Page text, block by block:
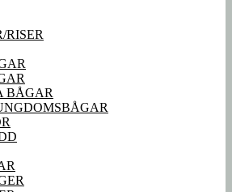
RISER
BÅGAR